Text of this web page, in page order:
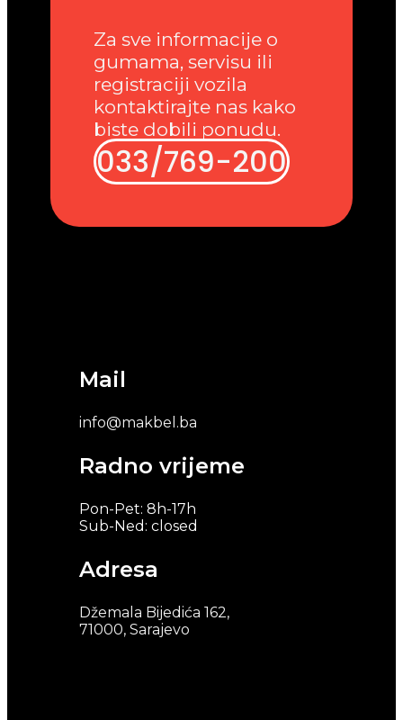
Mail
info@makbel.ba
Radno vrijeme
Pon-Pet: 8h-17h
Sub-Ned: closed
Adresa
Džemala Bijedića 162,
71000, Sarajevo
Za sve informacije o
gumama, servisu ili
registraciji vozila
kontaktirajte nas kako
biste dobili ponudu.
033/769-200